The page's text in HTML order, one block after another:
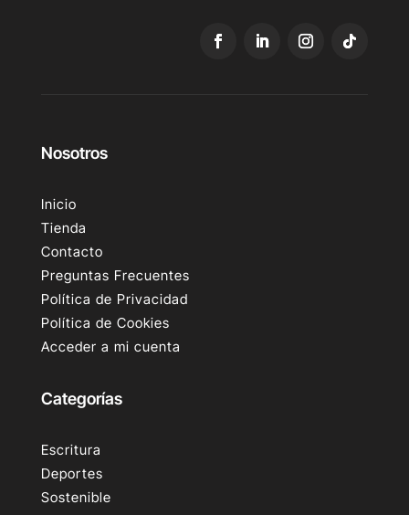
Nosotros
Inicio
Tienda
Contacto
Preguntas Frecuentes
Política de Privacidad
Política de Cookies
Acceder a mi cuenta
Categorías
Escritura
Deportes
Sostenible